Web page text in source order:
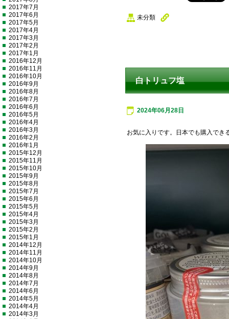
未分類
白トリュフ塩
2024年06月28日
お気に入りです。日本でも購入でき
2017年7月
2017年6月
2017年5月
2017年4月
2017年3月
2017年2月
2017年1月
2016年12月
2016年11月
2016年10月
2016年9月
2016年8月
2016年7月
2016年6月
2016年5月
2016年4月
2016年3月
2016年2月
2016年1月
2015年12月
2015年11月
2015年10月
2015年9月
2015年8月
2015年7月
2015年6月
2015年5月
2015年4月
2015年3月
2015年2月
2015年1月
2014年12月
2014年11月
2014年10月
2014年9月
2014年8月
2014年7月
2014年6月
2014年5月
2014年4月
2014年3月